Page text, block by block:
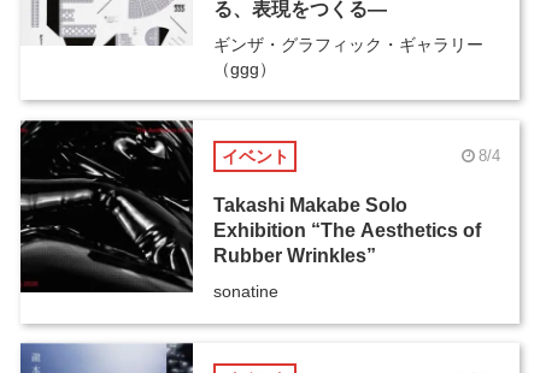
る、表現をつくる―
ギンザ・グラフィック・ギャラリー
（ggg）
イベント 8/4
Takashi Makabe Solo
Exhibition “The Aesthetics of
Rubber Wrinkles”
sonatine